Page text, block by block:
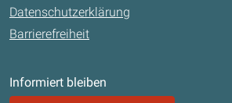
Datenschutzerklärung
Barrierefreiheit
Informiert bleiben